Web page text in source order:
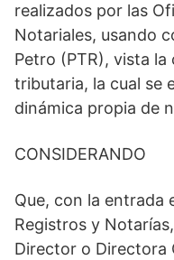
realizados por las
Notariales, usando
Petro (PTR), vista la
tributaria, la cual se
dinámica propia de
CONSIDERANDO
Que, con la entrada
Registros y
Director o Directora